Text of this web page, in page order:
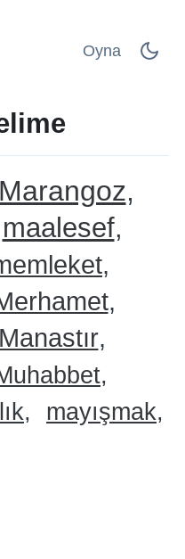
Oyna
Marangoz
maalesef
Manastır
mayışmak